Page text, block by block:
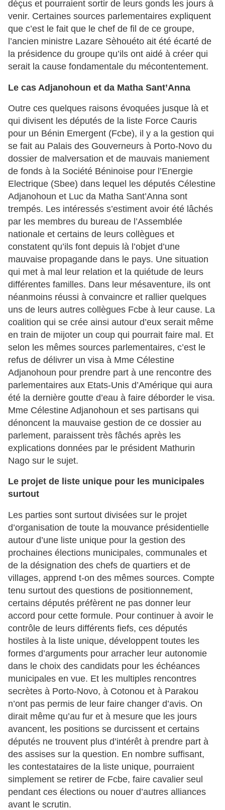
déçus et pourraient sortir de leurs gonds les jours à
venir. Certaines sources parlementaires expliquent
que c’est le fait que le chef de fil de ce groupe,
l’ancien ministre Lazare Sèhouéto ait été écarté de
la présidence du groupe qu’ils ont aidé à créer qui
serait la cause fondamentale du mécontentement.
Le cas Adjanohoun et da Matha Sant’Anna
Outre ces quelques raisons évoquées jusque là et
qui divisent les députés de la liste Force Cauris
pour un Bénin Emergent (Fcbe), il y a la gestion qui
se fait au Palais des Gouverneurs à Porto-Novo du
dossier de malversation et de mauvais maniement
de fonds à la Société Béninoise pour l’Energie
Electrique (Sbee) dans lequel les députés Célestine
Adjanohoun et Luc da Matha Sant’Anna sont
trempés. Les intéressés s’estiment avoir été lâchés
par les membres du bureau de l’Assemblée
nationale et certains de leurs collègues et
constatent qu’ils font depuis là l’objet d’une
mauvaise propagande dans le pays. Une situation
qui met à mal leur relation et la quiétude de leurs
différentes familles. Dans leur mésaventure, ils ont
néanmoins réussi à convaincre et rallier quelques
uns de leurs autres collègues Fcbe à leur cause. La
coalition qui se crée ainsi autour d’eux serait même
en train de mijoter un coup qui pourrait faire mal. Et
selon les mêmes sources parlementaires, c’est le
refus de délivrer un visa à Mme Célestine
Adjanohoun pour prendre part à une rencontre des
parlementaires aux Etats-Unis d’Amérique qui aura
été la dernière goutte d’eau à faire déborder le visa.
Mme Célestine Adjanohoun et ses partisans qui
dénoncent la mauvaise gestion de ce dossier au
parlement, paraissent très fâchés après les
explications données par le président Mathurin
Nago sur le sujet.
Le projet de liste unique pour les municipales
surtout
Les parties sont surtout divisées sur le projet
d’organisation de toute la mouvance présidentielle
autour d’une liste unique pour la gestion des
prochaines élections municipales, communales et
de la désignation des chefs de quartiers et de
villages, apprend t-on des mêmes sources. Compte
tenu surtout des questions de positionnement,
certains députés préfèrent ne pas donner leur
accord pour cette formule. Pour continuer à avoir le
contrôle de leurs différents fiefs, ces députés
hostiles à la liste unique, développent toutes les
formes d’arguments pour arracher leur autonomie
dans le choix des candidats pour les échéances
municipales en vue. Et les multiples rencontres
secrètes à Porto-Novo, à Cotonou et à Parakou
n’ont pas permis de leur faire changer d’avis. On
dirait même qu’au fur et à mesure que les jours
avancent, les positions se durcissent et certains
députés ne trouvent plus d’intérêt à prendre part à
des assises sur la question. En nombre suffisant,
les contestataires de la liste unique, pourraient
simplement se retirer de Fcbe, faire cavalier seul
pendant ces élections ou nouer d’autres alliances
avant le scrutin.